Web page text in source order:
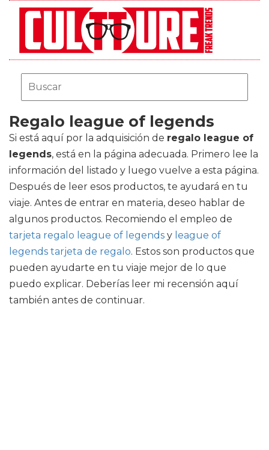
Regalo league of legends
Si está aquí por la adquisición de regalo league of
legends, está en la página adecuada. Primero lee la
información del listado y luego vuelve a esta página.
Después de leer esos productos, te ayudará en tu
viaje. Antes de entrar en materia, deseo hablar de
algunos productos. Recomiendo el empleo de
tarjeta regalo league of legends y league of
legends tarjeta de regalo. Estos son productos que
pueden ayudarte en tu viaje mejor de lo que
puedo explicar. Deberías leer mi recensión aquí
también antes de continuar.